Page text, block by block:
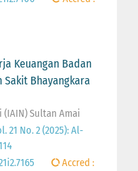
Keuangan Badan
Sakit Bhayangkara
Sultan Amai
21 No. 2 (2025): Al-
Accred :